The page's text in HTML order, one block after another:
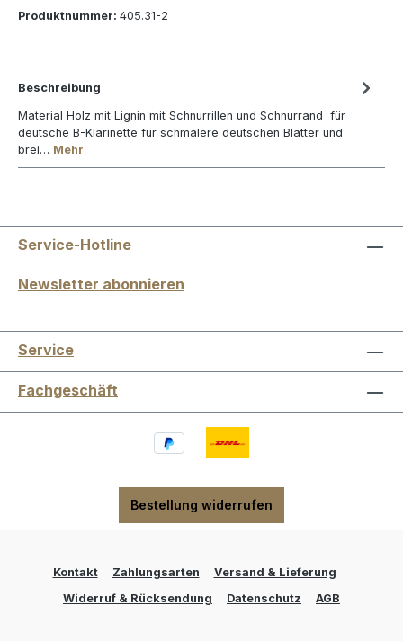
Produktnummer: 405.31-2
Beschreibung
Material Holz mit Lignin mit Schnurrillen und Schnurrand für
deutsche B-Klarinette für schmalere deutschen Blätter und
brei… Mehr
Service-Hotline
Newsletter abonnieren
Service
Fachgeschäft
Bestellung widerrufen
Kontakt Zahlungsarten
Versand & Lieferung
Widerruf & Rücksendung
Datenschutz AGB